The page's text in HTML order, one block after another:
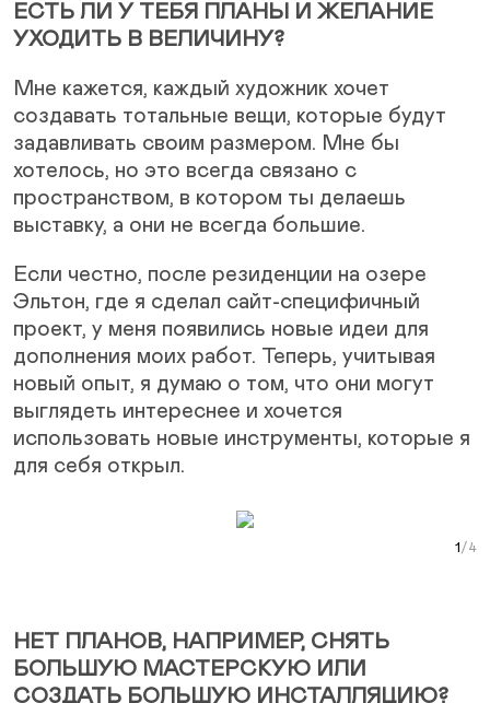
ЕСТЬ ЛИ У ТЕБЯ ПЛАНЫ И ЖЕЛАНИЕ
УХОДИТЬ В ВЕЛИЧИНУ?
Мне кажется, каждый художник хочет
создавать тотальные вещи, которые будут
задавливать своим размером. Мне бы
хотелось, но это всегда связано с
пространством, в котором ты делаешь
выставку, а они не всегда большие.
Если честно, после резиденции на озере
Эльтон, где я сделал сайт-специфичный
проект, у меня появились новые идеи для
дополнения моих работ. Теперь, учитывая
новый опыт, я думаю о том, что они могут
выглядеть интереснее и хочется
использовать новые инструменты, которые я
для себя открыл.
НЕТ ПЛАНОВ, НАПРИМЕР, СНЯТЬ
БОЛЬШУЮ МАСТЕРСКУЮ ИЛИ
СОЗДАТЬ БОЛЬШУЮ ИНСТАЛЛЯЦИЮ?